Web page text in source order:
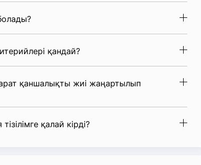
қандай?
қаншалықты жиі жаңартылып
қалай кірді?